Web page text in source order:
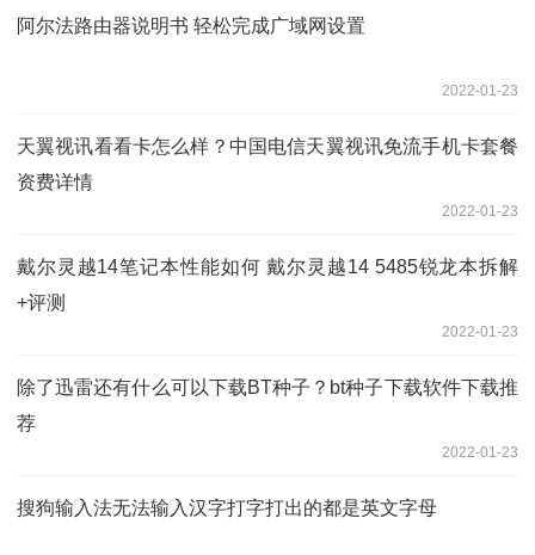
阿尔法路由器说明书 轻松完成广域网设置
2022-01-23
天翼视讯看看卡怎么样？中国电信天翼视讯免流手机卡套餐
资费详情
2022-01-23
戴尔灵越14笔记本性能如何 戴尔灵越14 5485锐龙本拆解
+评测
2022-01-23
除了迅雷还有什么可以下载BT种子？bt种子下载软件下载推
荐
2022-01-23
搜狗输入法无法输入汉字打字打出的都是英文字母